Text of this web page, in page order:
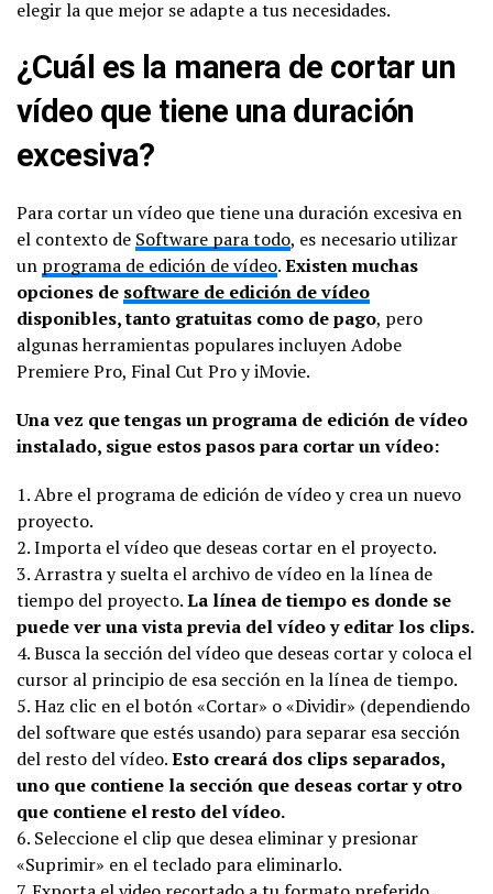
elegir la que mejor se adapte a tus necesidades.
¿Cuál es la manera de cortar un
vídeo que tiene una duración
excesiva?
Para cortar un vídeo que tiene una duración excesiva en
el contexto de Software para todo, es necesario utilizar
un programa de edición de vídeo.Existen muchas
opciones de software de edición de vídeo
disponibles, tanto gratuitas como de pago, pero
algunas herramientas populares incluyen Adobe
Premiere Pro, Final Cut Pro y iMovie.
Una vez que tengas un programa de edición de vídeo
instalado, sigue estos pasos para cortar un vídeo:
1. Abre el programa de edición de vídeo y crea un nuevo
proyecto.
2. Importa el vídeo que deseas cortar en el proyecto.
3. Arrastra y suelta el archivo de vídeo en la línea de
tiempo del proyecto.La línea de tiempo es donde se
puede ver una vista previa del vídeo y editar los clips.
4. Busca la sección del vídeo que deseas cortar y coloca el
cursor al principio de esa sección en la línea de tiempo.
5. Haz clic en el botón «Cortar» o «Dividir» (dependiendo
del software que estés usando) para separar esa sección
del resto del vídeo.Esto creará dos clips separados,
uno que contiene la sección que deseas cortar y otro
que contiene el resto del vídeo.
6. Seleccione el clip que desea eliminar y presionar
«Suprimir» en el teclado para eliminarlo.